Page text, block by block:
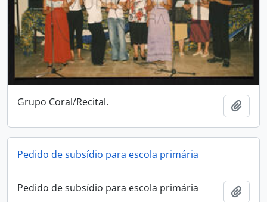
Grupo Coral/Recital.
Pedido de subsídio para escola primária
Pedido de subsídio para escola primária